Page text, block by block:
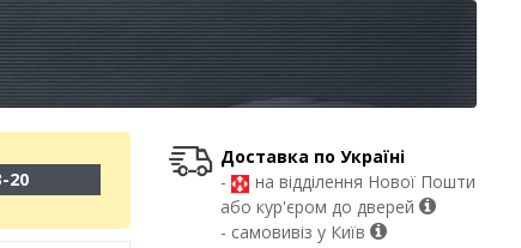
20
Доставка по Україні
-
на відділення Нової Пошти
або кур'єром до дверей
- самовивіз у Київ